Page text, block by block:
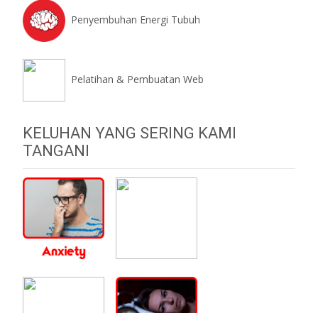
Penyembuhan Energi Tubuh
Pelatihan & Pembuatan Web
KELUHAN YANG SERING KAMI
TANGANI